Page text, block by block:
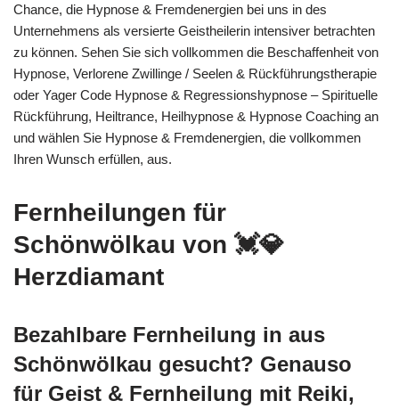
Chance, die Hypnose & Fremdenergien bei uns in des
Unternehmens als versierte Geistheilerin intensiver betrachten
zu können. Sehen Sie sich vollkommen die Beschaffenheit von
Hypnose, Verlorene Zwillinge / Seelen & Rückführungstherapie
oder Yager Code Hypnose & Regressionshypnose – Spirituelle
Rückführung, Heiltrance, Heilhypnose & Hypnose Coaching an
und wählen Sie Hypnose & Fremdenergien, die vollkommen
Ihren Wunsch erfüllen, aus.
Fernheilungen für
Schönwölkau von 💓️💎
Herzdiamant
Bezahlbare Fernheilung in aus
Schönwölkau gesucht? Genauso
für Geist & Fernheilung mit Reiki,